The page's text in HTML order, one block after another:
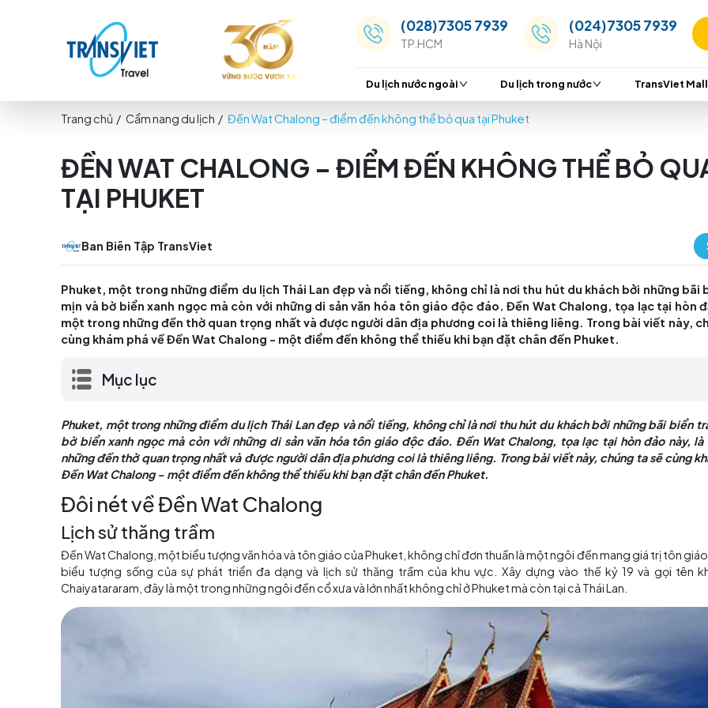
(028)7305 7939
Hà Nội
Du lịch nước ngoài Du lịch trong nước
ĐỀN WAT CHALONG – ĐIỂM ĐẾN KHÔNG
TẠI PHUKET
Ban Biên Tập TransViet
Phuket, một trong những điểm du lịch Thái Lan đẹp và nổi tiếng, không chỉ là nơi thu hút du
mịn và bờ biển xanh ngọc mà còn với những di sản văn hóa tôn giáo độc đáo. Đền Wat
một trong những đền thờ quan trọng nhất và được người dân địa phương coi là thiêng liêng.
Mục lục
Phuket, một trong những điểm du lịch Thái Lan đẹp và nổi tiếng, không chỉ là nơi thu hút du khách
bờ biển xanh ngọc mà còn với những di sản văn hóa tôn giáo độc đáo. Đền Wat Chalong, tọa
những đền thờ quan trọng nhất và được người dân địa phương coi là thiêng liêng. Trong bài viết này,
Đền Wat Chalong - một điểm đến không thể thiếu khi bạn đặt chân đến Phuket.
Đôi nét về Đền Wat Chalong
Đền Wat Chalong, một biểu tượng văn hóa và tôn giáo của Phuket, không chỉ đơn thuần là một ngôi
biểu tượng sống của sự phát triển đa dạng và lịch sử thăng trầm của khu vực. Xây dựng vào
Chaiyatararam, đây là một trong những ngôi đền cổ xưa và lớn nhất không chỉ ở Phuket mà còn tại cả Thái